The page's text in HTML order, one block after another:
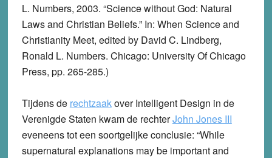
L. Numbers, 2003. “Science without God: Natural
Laws and Christian Beliefs.” In: When Science and
Christianity Meet, edited by David C. Lindberg,
Ronald L. Numbers. Chicago: University Of Chicago
Press, pp. 265-285.)
Tijdens de rechtzaakover Intelligent Design in de
Verenigde Staten kwam de rechterJohn Jones III
eveneens tot een soortgelijke conclusie: “While
supernatural explanations may be important and